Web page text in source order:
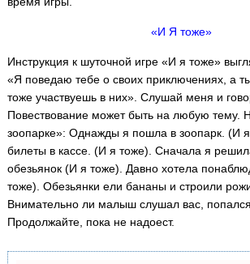
«И Я тоже»
Инструкция к шуточной игре «И я тоже»
«Я поведаю тебе о своих приключениях, а
тоже участвуешь в них». Слушай меня и
Повествование может быть на любую тему.
зоопарке»: Однажды я пошла в зоопарк. (И
билеты в кассе. (И я тоже). Сначала я
обезьянок (И я тоже). Давно хотела
тоже). Обезьянки ели бананы и строили
Внимательно ли малыш слушал вас,
Продолжайте, пока не надоест.